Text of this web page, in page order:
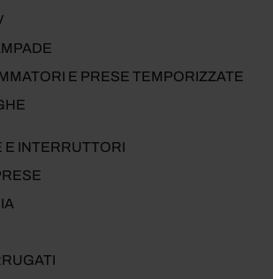
E PRESE TEMPORIZZATE
E INTERRUTTORI